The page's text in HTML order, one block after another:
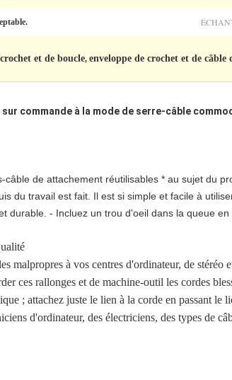
et de boucle, enveloppe de crochet et de câble
commande à la mode de serre-câble
câble de attachement réutilisables * au sujet du
du travail est fait. Il est si simple et facile à
durable. - Incluez un trou d'oeil dans la queue
malpropres à vos centres d'ordinateur, de stéréo
ces rallonges et de machine-outil les cordes
; attachez juste le lien à la corde en passant le
d'ordinateur, des électriciens, des types de